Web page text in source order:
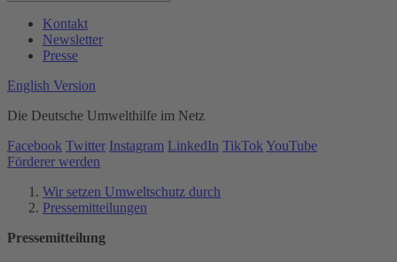
Kontakt
Newsletter
Presse
English Version
Die Deutsche Umwelthilfe im Netz
Facebook Twitter Instagram LinkedIn TikTok YouTube
Förderer werden
Wir setzen Umweltschutz durch
Pressemitteilungen
Pressemitteilung